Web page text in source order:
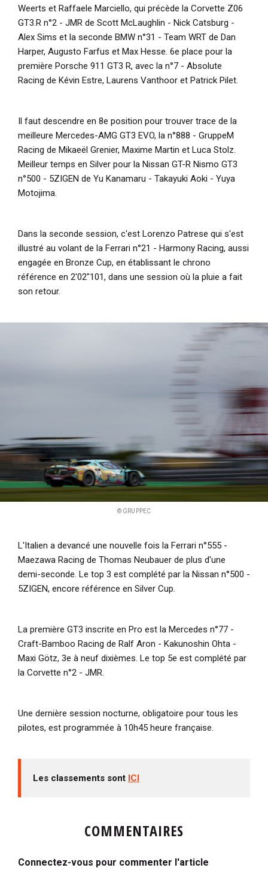
Weerts et Raffaele Marciello, qui précède la Corvette Z06
GT3.R n°2 - JMR de Scott McLaughlin - Nick Catsburg -
Alex Sims et la seconde BMW n°31 - Team WRT de Dan
Harper, Augusto Farfus et Max Hesse. 6e place pour la
première Porsche 911 GT3 R, avec la n°7 - Absolute
Racing de Kévin Estre, Laurens Vanthoor et Patrick Pilet.
Il faut descendre en 8e position pour trouver trace de la
meilleure Mercedes-AMG GT3 EVO, la n°888 - GruppeM
Racing de Mikaeël Grenier, Maxime Martin et Luca Stolz.
Meilleur temps en Silver pour la Nissan GT-R Nismo GT3
n°500 - 5ZIGEN de Yu Kanamaru - Takayuki Aoki - Yuya
Motojima.
Dans la seconde session, c'est Lorenzo Patrese qui s'est
illustré au volant de la Ferrari n°21 - Harmony Racing, aussi
engagée en Bronze Cup, en établissant le chrono
référence en 2'02"101, dans une session où la pluie a fait
son retour.
© GRUPPEC
L'Italien a devancé une nouvelle fois la Ferrari n°555 -
Maezawa Racing de Thomas Neubauer de plus d'une
demi-seconde. Le top 3 est complété par la Nissan n°500 -
5ZIGEN, encore référence en Silver Cup.
La première GT3 inscrite en Pro est la Mercedes n°77 -
Craft-Bamboo Racing de Ralf Aron - Kakunoshin Ohta -
Maxi Götz, 3e à neuf dixièmes. Le top 5e est complété par
la Corvette n°2 - JMR.
Une dernière session nocturne, obligatoire pour tous les
pilotes, est programmée à 10h45 heure française.
Les classements sont ICI
COMMENTAIRES
Connectez-vous pour commenter l'article